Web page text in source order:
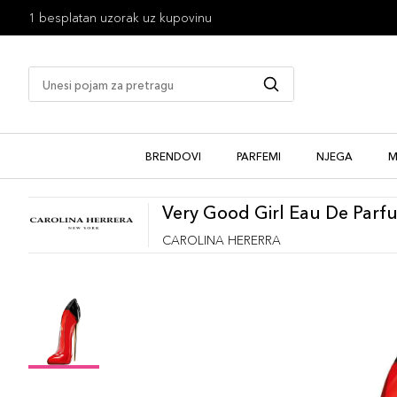
1 besplatan uzorak uz kupovinu
BRENDOVI PARFEMI NJEGA
Very Good Girl Eau De
CAROLINA HERERRA